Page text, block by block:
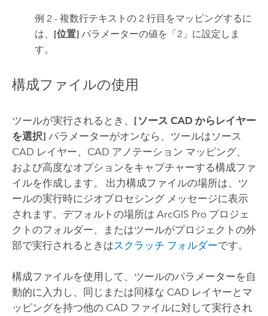
例 2 - 複数行テキストの 2 行目をマッピングするに
は、 [位置] パラメーターの値を「2」に設定しま
す。
構成ファイルの使用
ツールが実行されるとき、 [ソース CAD からレイヤー
を選択] パラメーターがオンなら、ツールはソース
CAD レイヤー、CAD アノテーション マッピング、
および高度なオプションをキャプチャーする構成ファ
イルを作成します。 出力構成ファイルの場所は、ツ
ールの実行時にジオプロセシング メッセージに表示
されます。デフォルトの場所は ArcGIS Proプロジェ
クトのフォルダー、またはツールがプロジェクトの外
部で実行されるときはスクラッチ フォルダーです。
構成ファイルを使用して、ツールのパラメーターを自
動的に入力し、同じまたは同様な CAD レイヤーとマ
ッピングを持つ他の CAD ファイルに対して実行され